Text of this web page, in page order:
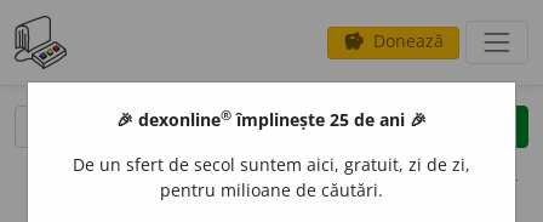
savings Donează
clear
opțiuni
🎉 dexonline® împlinește 25 de ani 🎉
De un sfert de secol suntem aici, gratuit, zi de zi,
pentru milioane de căutări.